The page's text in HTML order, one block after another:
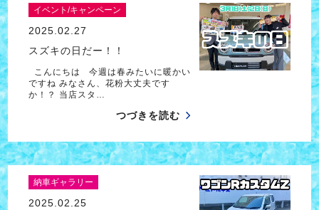
イベント/キャンペーン
2025.02.27
スズキの日だー！！
こんにちは 今週は春みたいに暖かい
ですね みなさん、花粉大丈夫です
か！？ 当店スタ…
つづきを読む
納車ギャラリー
2025.02.25